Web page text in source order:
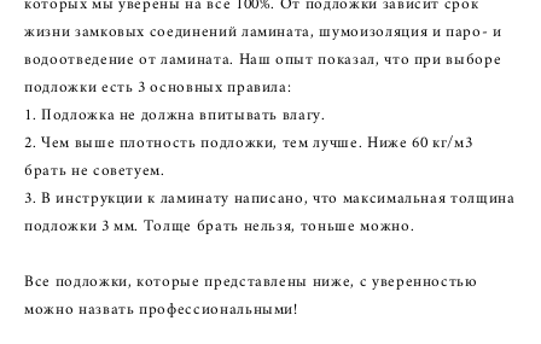
которых мы уверены на все 100%. От подложки зависит срок
жизни замковых соединений ламината, шумоизоляция и паро- и
водоотведение от ламината. Наш опыт показал, что при выборе
подложки есть 3 основных правила:
1. Подложка не должна впитывать влагу.
2. Чем выше плотность подложки, тем лучше. Ниже 60 кг/м3
брать не советуем.
3. В инструкции к ламинату написано, что максимальная толщина
подложки 3 мм. Толще брать нельзя, тоньше можно.
Все подложки, которые представлены ниже, с уверенностью
можно назвать профессиональными!